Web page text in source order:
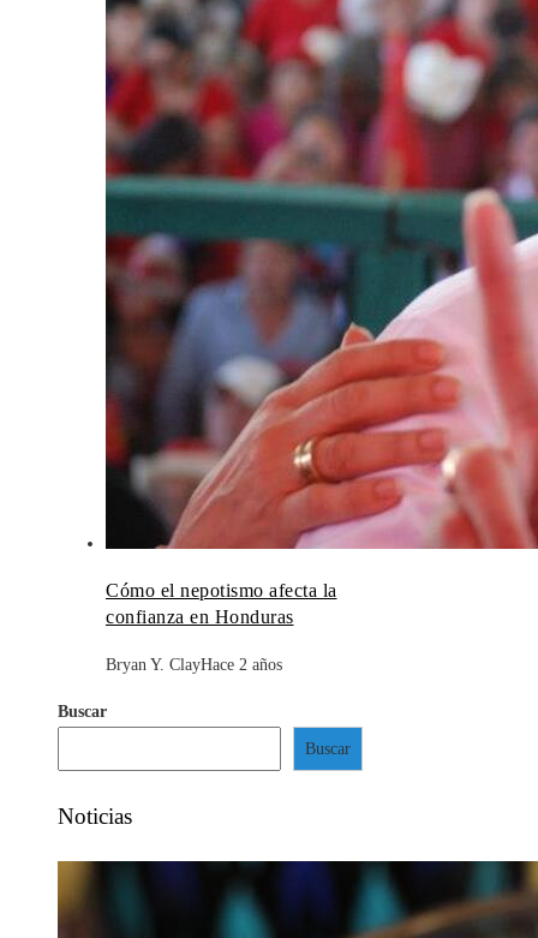
Cómo el nepotismo afecta la
confianza en Honduras
Bryan Y. ClayHace 2 años
Buscar
Buscar
Noticias